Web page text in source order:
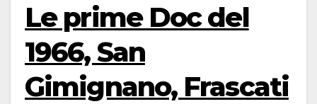
Le prime Doc del
1966, San
Gimignano, Frascati